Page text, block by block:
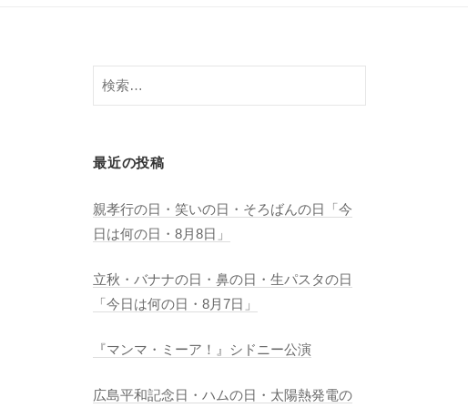
検
索:
最近の投稿
親孝行の日・笑いの日・そろばんの日「今
日は何の日・8月8日」
立秋・バナナの日・鼻の日・生パスタの日
「今日は何の日・8月7日」
『マンマ・ミーア！』シドニー公演
広島平和記念日・ハムの日・太陽熱発電の